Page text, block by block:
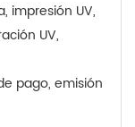
impresión UV,
UV,
pago, emisión